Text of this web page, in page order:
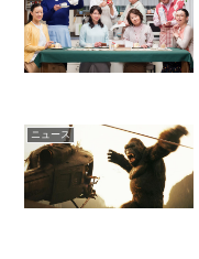
ニュース